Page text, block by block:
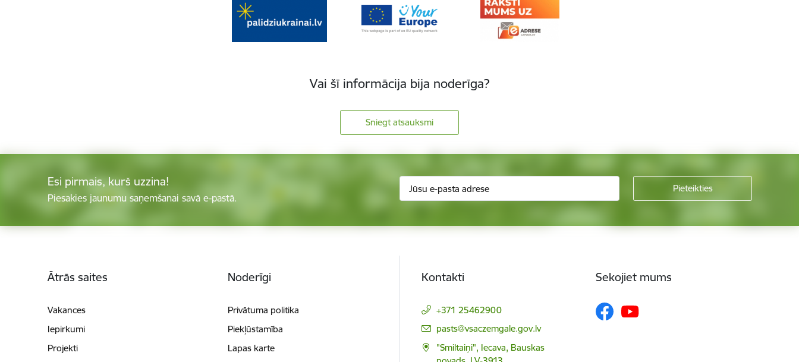
Vai šī informācija bija noderīga?
Sniegt atsauksmi
Esi pirmais, kurš uzzina!
Piesakies jaunumu saņemšanai savā e-pastā.
Ātrās saites
Vakances
Iepirkumi
Projekti
Noderīgi
Privātuma politika
Piekļūstamība
Lapas karte
Kontakti
+371 25462900
E-pasts:
pasts@vsaczemgale.gov.lv
"Smiltaiņi", Iecava, Bauskas
Sekojiet mums